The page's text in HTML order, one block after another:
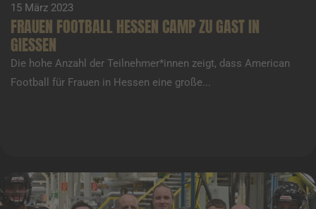
15 März 2023
FRAUEN FOOTBALL HESSEN CAMP ZU GAST IN
GIESSEN
Die hohe Anzahl der Teilnehmer*innen zeigt, dass American
Football für Frauen in Hessen eine große...